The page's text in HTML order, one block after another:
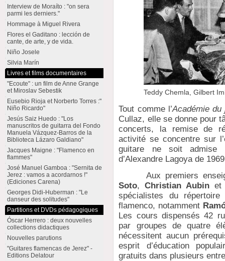
Teddy Chemla, Gilbert
Tout comme l’Académie du
Cullaz, elle se donne pour
concerts, la remise de
activité se concentre sur
guitare ne soit admise
d’Alexandre Lagoya de
Aux premiers
Soto,Christian Aubin
spécialistes du
flamenco, notamment
Les cours dispensés 42
par groupes de quatre
nécessitent aucun
esprit d’éducation
gratuits dans plusieurs
Interview de Moraíto : "on sera
parmi les derniers."
Hommage à Miguel Rivera
Flores el Gaditano : lección de
cante, de arte, y de vida.
Niño Josele
Silvia Marín
Livres et films documentaires
"Ecoute" : un film de Anne Grange
et Miroslav Sebestik
Eusebio Rioja et Norberto Torres :"
Niño Ricardo"
Jesús Saiz Huedo : "Los
manuscritos de guitarra del Fondo
Manuela Vázquez-Barros de la
Biblioteca Lázaro Galdiano"
Jacques Maigne : "Flamenco en
flammes"
José Manuel Gamboa : "Sernita de
Jerez : vamos a acordarnos !"
(Ediciones Carena)
Georges Didi-Huberman : "Le
danseur des solitudes"
Partitions et DVDs pédagogiques
Óscar Herrero : deux nouvelles
collections didactiques
Nouvelles parutions
"Guitares flamencas de Jerez" -
Editions Delatour